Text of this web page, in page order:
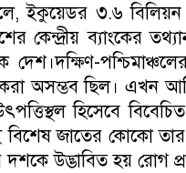
ইকুয়েডর ৩.৬ বিলিয়ন
কেন্দ্রীয় ব্যাংকের
দেশ।দক্ষিণ-
অসম্ভব ছিল। এখন আমি
হিসেবে
জাতের কোকো তার
উদ্ভাবিত হয় রোগ